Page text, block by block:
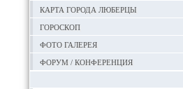
Карта города Люберцы
Гороскоп
Фото галерея
Форум / конференция